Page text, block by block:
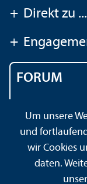
+ Direkt zu ...
+
FORUM
Universität
Impressum
Um unsere
und
wir Cookies
daten.